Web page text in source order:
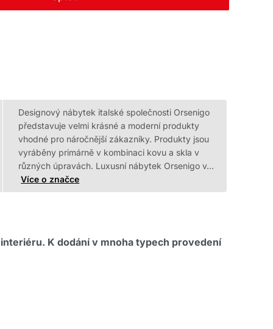
Designový nábytek italské společnosti Orsenigo
představuje velmi krásné a moderní produkty
vhodné pro náročnější zákazníky. Produkty jsou
vyráběny primárně v kombinaci kovu a skla v
různých úpravách. Luxusní nábytek Orsenigo v…
Více o značce
K dodání v mnoha typech provedení